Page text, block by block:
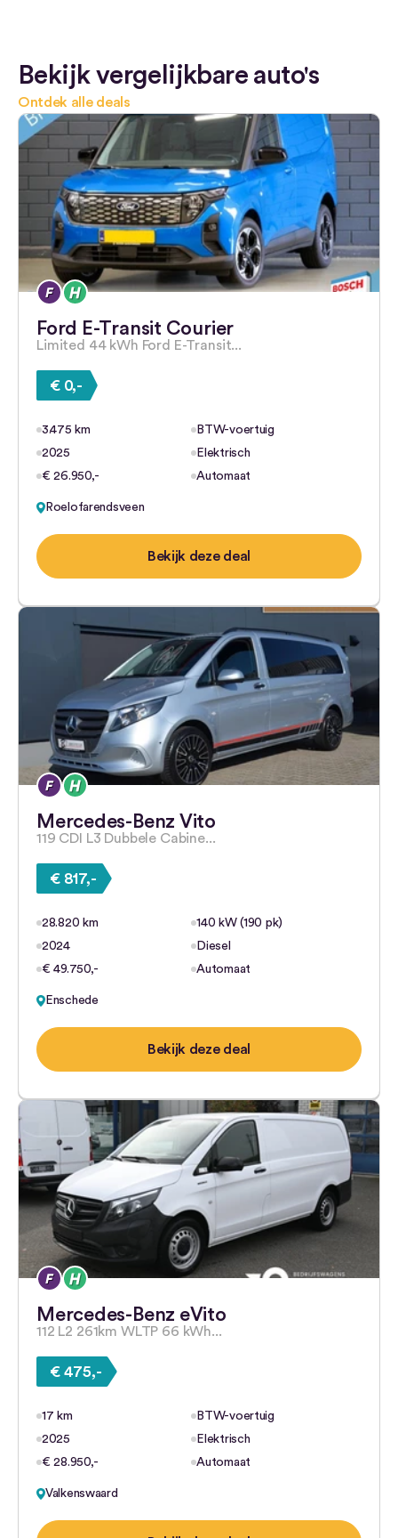
Bekijk vergelijkbare auto's
Ontdek alle deals
Ford E-Transit Courier
Limited 44 kWh Ford E-Transit...
€ 0,-
3.475 km
BTW-voertuig
2025
Elektrisch
€ 26.950,-
Automaat
Roelofarendsveen
Bekijk deze deal
Mercedes-Benz Vito
119 CDI L3 Dubbele Cabine...
€ 817,-
28.820 km
140 kW (190 pk)
2024
Diesel
€ 49.750,-
Automaat
Enschede
Bekijk deze deal
Mercedes-Benz eVito
112 L2 261km WLTP 66 kWh...
€ 475,-
17 km
BTW-voertuig
2025
Elektrisch
€ 28.950,-
Automaat
Valkenswaard